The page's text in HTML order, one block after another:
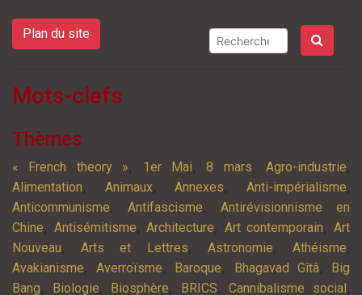
Plan du site
Mots-clefs
Thèmes
« French theory », 1er Mai,8 mars, Agro-industrie,
Alimentation, Animaux,Annexes,Anti-impérialisme,
Anticommunisme, Antifascisme, Antirévisionnisme en
Chine, Antisémitisme,Architecture, Art contemporain,Art
Nouveau,Arts et Lettres, Astronomie,Athéisme,
Avakianisme,Averroïsme, Baroque, Bhagavad Gîtâ,
Big
Bang, Biologie, Biosphère, BRICS,Cannibalisme social ,